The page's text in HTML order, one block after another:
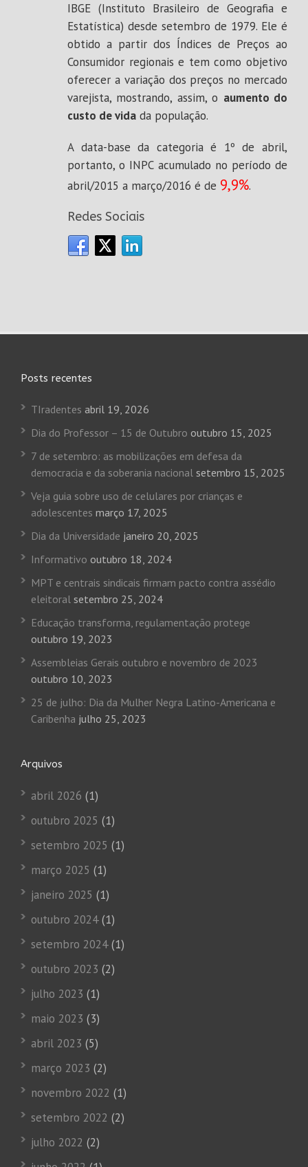
IBGE (Instituto Brasileiro de Geografia e
Estatística) desde setembro de 1979. Ele é
obtido a partir dos Índices de Preços ao
Consumidor regionais e tem como objetivo
oferecer a variação dos preços no mercado
varejista, mostrando, assim, o aumento do
custo de vida da população.
A data-base da categoria é 1º de abril,
portanto, o INPC acumulado no período de
abril/2015 a março/2016 é de 9,9%.
Redes Sociais
Posts recentes
TIradentes abril 19, 2026
Dia do Professor – 15 de Outubro outubro 15, 2025
7 de setembro: as mobilizações em defesa da
democracia e da soberania nacional setembro 15, 2025
Veja guia sobre uso de celulares por crianças e
adolescentes março 17, 2025
Dia da Universidade janeiro 20, 2025
Informativo outubro 18, 2024
MPT e centrais sindicais firmam pacto contra assédio
eleitoral setembro 25, 2024
Educação transforma, regulamentação protege
outubro 19, 2023
Assembleias Gerais outubro e novembro de 2023
outubro 10, 2023
25 de julho: Dia da Mulher Negra Latino-Americana e
Caribenha julho 25, 2023
Arquivos
abril 2026 (1)
outubro 2025 (1)
setembro 2025 (1)
março 2025 (1)
janeiro 2025 (1)
outubro 2024(1)
setembro 2024(1)
outubro 2023 (2)
julho 2023 (1)
maio 2023 (3)
abril 2023 (5)
março 2023 (2)
novembro 2022 (1)
setembro 2022 (2)
julho 2022 (2)